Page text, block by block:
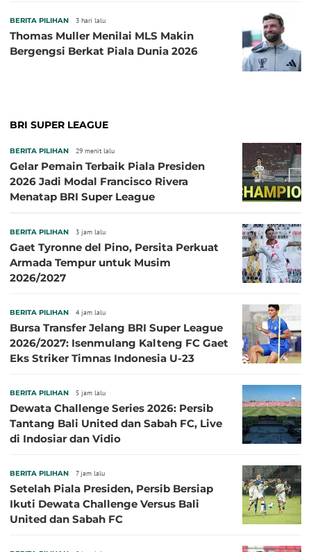
BERITA PILIHAN 3 hari lalu
Thomas Muller Menilai MLS Makin
Bergengsi Berkat Piala Dunia 2026
BRI SUPER LEAGUE
BERITA PILIHAN 29 menit lalu
Gelar Pemain Terbaik Piala Presiden
2026 Jadi Modal Francisco Rivera
Menatap BRI Super League
BERITA PILIHAN 3 jam lalu
Gaet Tyronne del Pino, Persita Perkuat
Armada Tempur untuk Musim
2026/2027
BERITA PILIHAN 4 jam lalu
Bursa Transfer Jelang BRI Super League
2026/2027: Isenmulang Kalteng FC Gaet
Eks Striker Timnas Indonesia U-23
BERITA PILIHAN 5 jam lalu
Dewata Challenge Series 2026: Persib
Tantang Bali United dan Sabah FC, Live
di Indosiar dan Vidio
BERITA PILIHAN 7 jam lalu
Setelah Piala Presiden, Persib Bersiap
Ikuti Dewata Challenge Versus Bali
United dan Sabah FC